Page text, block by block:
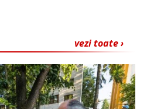
vezi toate ›